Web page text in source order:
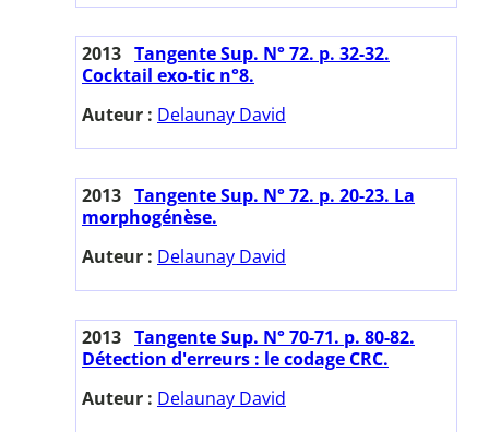
2013 Tangente Sup. N° 72. p. 32-32.
Cocktail exo-tic n°8.
Auteur : Delaunay David
2013 Tangente Sup. N° 72. p. 20-23. La
morphogénèse.
Auteur : Delaunay David
2013 Tangente Sup. N° 70-71. p. 80-82.
Détection d'erreurs : le codage CRC.
Auteur : Delaunay David